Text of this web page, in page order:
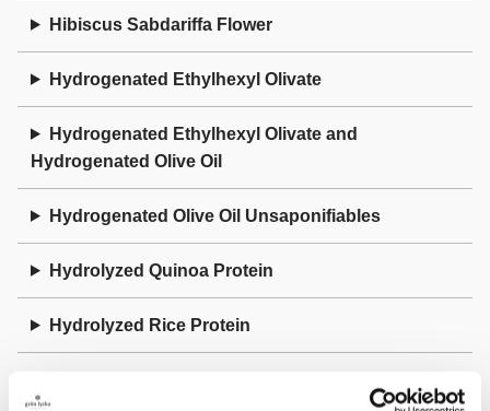
Hibiscus Sabdariffa Flower
Hydrogenated Ethylhexyl Olivate
Hydrogenated Ethylhexyl Olivate and
Hydrogenated Olive Oil
Hydrogenated Olive Oil Unsaponifiables
Hydrolyzed Quinoa Protein
Hydrolyzed Rice Protein